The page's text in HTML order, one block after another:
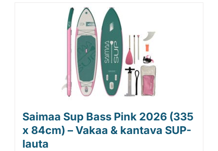
Saimaa Sup Bass Pink 2026 (335
x 84cm) – Vakaa & kantava SUP-
lauta